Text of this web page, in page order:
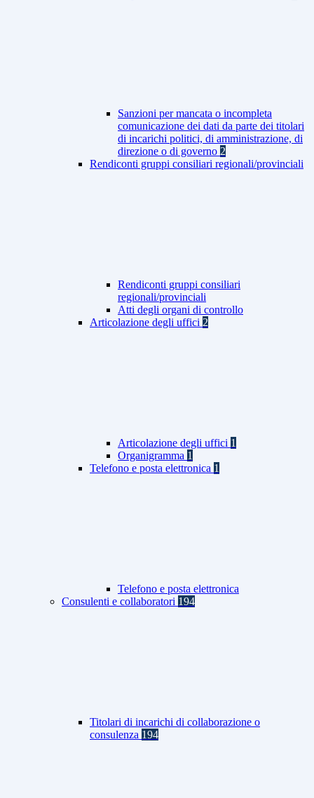
Sanzioni per mancata o incompleta
comunicazione dei dati da parte dei titolari
di incarichi politici, di amministrazione, di
direzione o di governo 2
Rendiconti gruppi consiliari regionali/provinciali
Rendiconti gruppi consiliari
regionali/provinciali
Atti degli organi di controllo
Articolazione degli uffici 2
Articolazione degli uffici 1
Organigramma 1
Telefono e posta elettronica 1
Telefono e posta elettronica
Consulenti e collaboratori 194
Titolari di incarichi di collaborazione o
consulenza 194